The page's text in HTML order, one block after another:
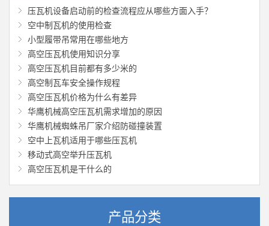
压瓦机设备启动前的检查流程应从哪些方面入手？
空中制瓦机的使用检查
小型履带吊常用在哪些地方
高空压瓦机使用知识分享
高空压瓦机目前都有多少米的
高空制瓦车安全操作规程
高空压瓦机价格为什么有差异
华鹰机械‌高空压瓦机需求增加的原因
华鹰机械蜘蛛吊厂家介绍防碰撞装置
空中上瓦机适用于哪些压瓦机
移动式高空举升压瓦机
高空压瓦机是干什么的
产品分类